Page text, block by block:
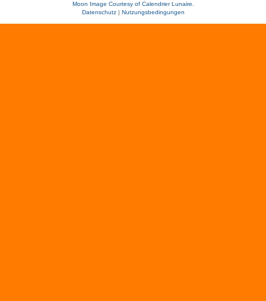
Moon Image Courtesy of Calendrier Lunaire.
Datenschutz| Nutzungsbedingungen